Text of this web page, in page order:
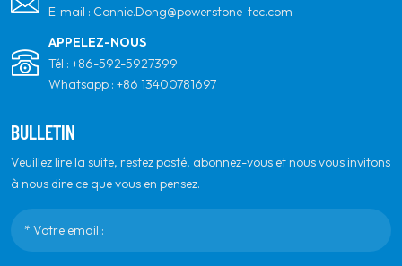
E-mail : Connie.Dong@powerstone-tec.com
APPELEZ-NOUS
Tél : +86-592-5927399
Whatsapp : +86 13400781697
BULLETIN
Veuillez lire la suite, restez posté, abonnez-vous et nous vous invitons
à nous dire ce que vous en pensez.